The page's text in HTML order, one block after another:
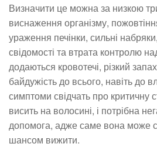
Визначити це можна за низкою
виснаження організму,
ураження печінки, сильні
свідомості та втрата контролю
додаються кровотечі, різкий
байдужість до всього, навіть до
симптоми свідчать про критичну
висить на волосині, і потрібна
допомога, адже саме вона може
шансом вижити.